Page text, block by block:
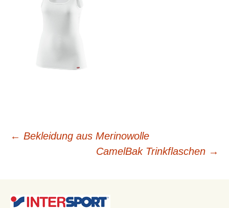
Beitragsnavigation
← Bekleidung aus Merinowolle
CamelBak Trinkflaschen →